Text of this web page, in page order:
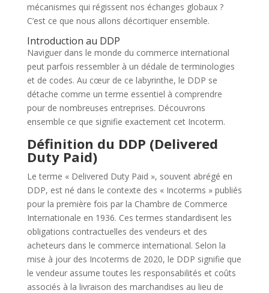
mécanismes qui régissent nos échanges globaux ?
C’est ce que nous allons décortiquer ensemble.
Introduction au DDP
Naviguer dans le monde du commerce international
peut parfois ressembler à un dédale de terminologies
et de codes. Au cœur de ce labyrinthe, le DDP se
détache comme un terme essentiel à comprendre
pour de nombreuses entreprises. Découvrons
ensemble ce que signifie exactement cet Incoterm.
Définition du DDP (Delivered
Duty Paid)
Le terme « Delivered Duty Paid », souvent abrégé en
DDP, est né dans le contexte des « Incoterms » publiés
pour la première fois par la Chambre de Commerce
Internationale en 1936. Ces termes standardisent les
obligations contractuelles des vendeurs et des
acheteurs dans le commerce international. Selon la
mise à jour des Incoterms de 2020, le DDP signifie que
le vendeur assume toutes les responsabilités et coûts
associés à la livraison des marchandises au lieu de